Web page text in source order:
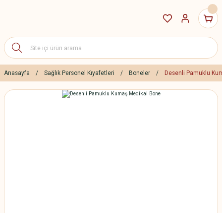
Anasayfa Sağlık Personel Kıyafetleri Boneler Desenli Pamuklu